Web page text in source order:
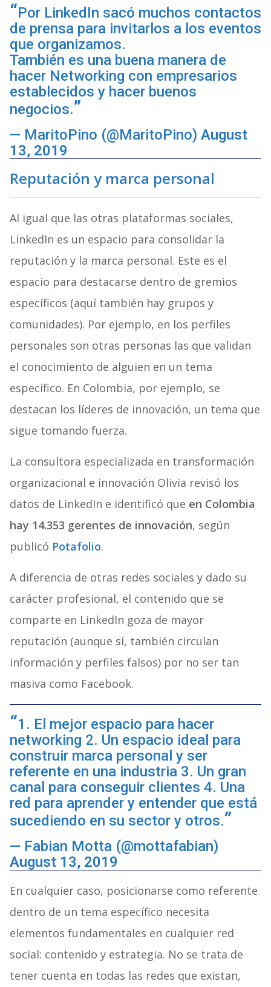
Por LinkedIn sacó muchos contactos
de prensa para invitarlos a los eventos
que organizamos.
También es una buena manera de
hacer Networking con empresarios
establecidos y hacer buenos
negocios.
— MaritoPino (@MaritoPino) August
13, 2019
Reputación y marca personal
Al igual que las otras plataformas sociales,
LinkedIn es un espacio para consolidar la
reputación y la marca personal. Este es el
espacio para destacarse dentro de gremios
específicos (aquí también hay grupos y
comunidades). Por ejemplo, en los perfiles
personales son otras personas las que validan
el conocimiento de alguien en un tema
específico. En Colombia, por ejemplo, se
destacan los líderes de innovación, un tema que
sigue tomando fuerza.
La consultora especializada en transformación
organizacional e innovación Olivia revisó los
datos de LinkedIn e identificó que en Colombia
hay 14.353 gerentes de innovación, según
publicó Potafolio.
A diferencia de otras redes sociales y dado su
carácter profesional, el contenido que se
comparte en LinkedIn goza de mayor
reputación (aunque sí, también circulan
información y perfiles falsos) por no ser tan
masiva como Facebook.
1. El mejor espacio para hacer
networking 2. Un espacio ideal para
construir marca personal y ser
referente en una industria 3. Un gran
canal para conseguir clientes 4. Una
red para aprender y entender que está
sucediendo en su sector y otros.
— Fabian Motta (@mottafabian)
August 13, 2019
En cualquier caso, posicionarse como referente
dentro de un tema específico necesita
elementos fundamentales en cualquier red
social: contenido y estrategia. No se trata de
tener cuenta en todas las redes que existan,